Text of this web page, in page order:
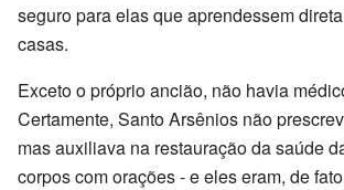
seguro para elas que aprendessem
casas.
Exceto o próprio ancião, não havia
Certamente, Santo Arsênios não
mas auxiliava na restauração da saúde
corpos com orações - e eles eram, de